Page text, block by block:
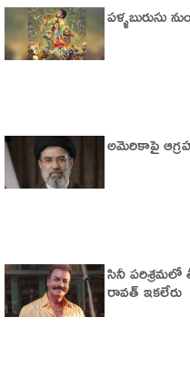
పళ్ళబురుసు
అమెరికాపై
సినీ పరిశ్రమలో
రావత్ ఇకలేరు